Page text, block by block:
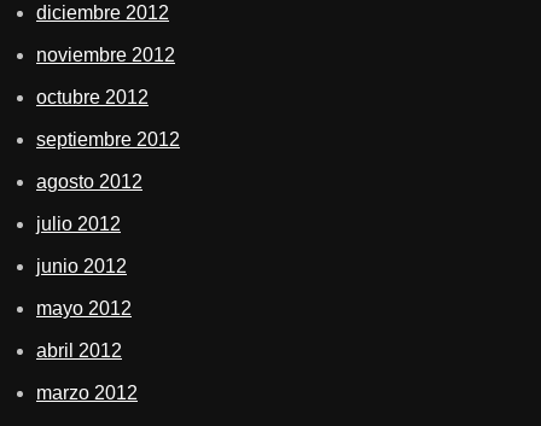
diciembre 2012
noviembre 2012
octubre 2012
septiembre 2012
agosto 2012
julio 2012
junio 2012
mayo 2012
abril 2012
marzo 2012